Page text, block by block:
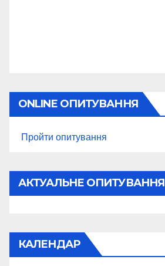
ONLINE ОПИТУВАННЯ
Пройти опитування
АКТУАЛЬНЕ ОПИТУВАННЯ
КАЛЕНДАР